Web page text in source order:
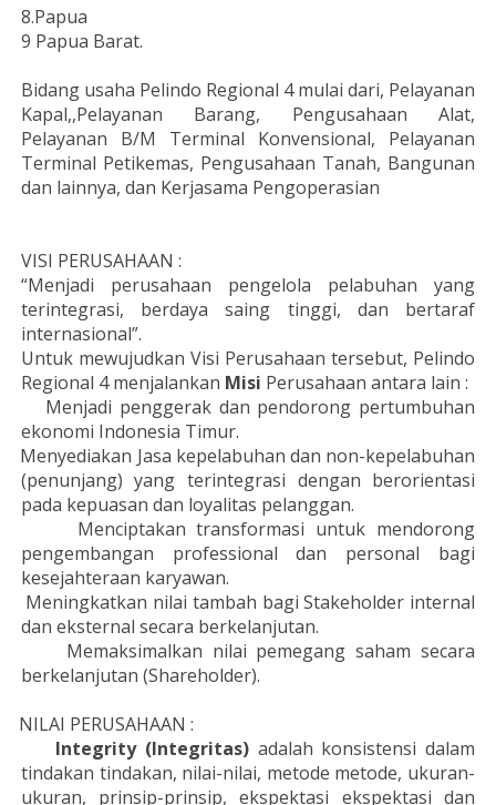
8.Papua
9 Papua Barat.
Bidang usaha Pelindo Regional 4 mulai dari, Pelayanan
Kapal,,Pelayanan Barang, Pengusahaan Alat,
Pelayanan B/M Terminal Konvensional, Pelayanan
Terminal Petikemas, Pengusahaan Tanah, Bangunan
dan lainnya, dan Kerjasama Pengoperasian
VISI PERUSAHAAN :
“Menjadi perusahaan pengelola pelabuhan yang
terintegrasi, berdaya saing tinggi, dan bertaraf
internasional”.
Untuk mewujudkan Visi Perusahaan tersebut, Pelindo
Regional 4 menjalankan Misi Perusahaan antara lain :
Menjadi penggerak dan pendorong pertumbuhan
ekonomi Indonesia Timur.
Menyediakan Jasa kepelabuhan dan non-kepelabuhan
(penunjang) yang terintegrasi dengan berorientasi
pada kepuasan dan loyalitas pelanggan.
Menciptakan transformasi untuk mendorong
pengembangan professional dan personal bagi
kesejahteraan karyawan.
Meningkatkan nilai tambah bagi Stakeholder internal
dan eksternal secara berkelanjutan.
Memaksimalkan nilai pemegang saham secara
berkelanjutan (Shareholder).
NILAI PERUSAHAAN :
Integrity (Integritas) adalah konsistensi dalam
tindakan tindakan, nilai-nilai, metode metode, ukuran-
ukuran, prinsip-prinsip, ekspektasi ekspektasi dan